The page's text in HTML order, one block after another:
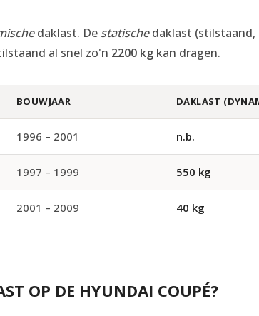
daklast. De statischedaklast (stilstaand,
al snel zo'n 2200 kg kan dragen.
BOUWJAAR DAKLAST
1996 – 2001 n.b.
1997 – 1999 550 kg
2001 – 2009 40 kg
OP DE HYUNDAI COUPÉ?